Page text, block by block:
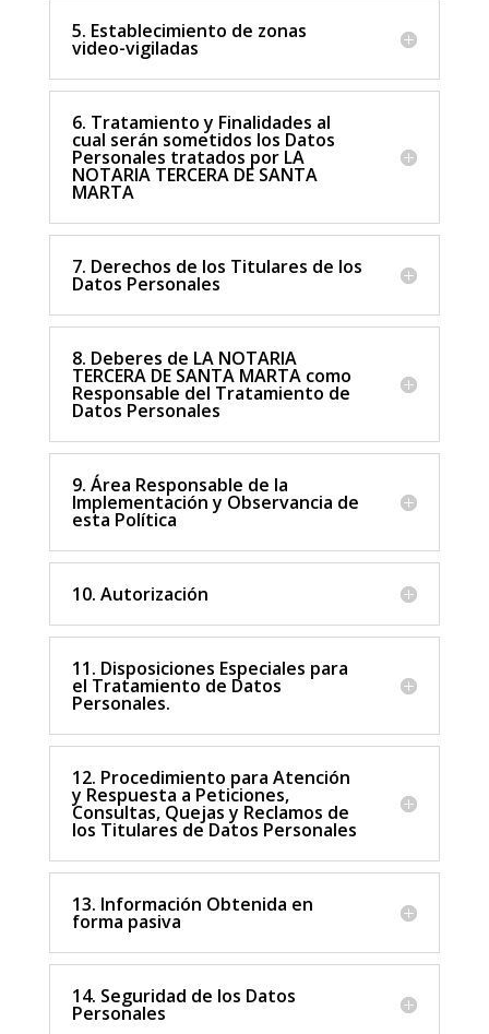
5. Establecimiento de zonas
video-vigiladas
6. Tratamiento y Finalidades al
cual serán sometidos los Datos
Personales tratados por LA
NOTARIA TERCERA DE SANTA
MARTA
7. Derechos de los Titulares de los
Datos Personales
8. Deberes de LA NOTARIA
TERCERA DE SANTA MARTA como
Responsable del Tratamiento de
Datos Personales
9. Área Responsable de la
Implementación y Observancia de
esta Política
10. Autorización
11. Disposiciones Especiales para
el Tratamiento de Datos
Personales.
12. Procedimiento para Atención
y Respuesta a Peticiones,
Consultas, Quejas y Reclamos de
los Titulares de Datos Personales
13. Información Obtenida en
forma pasiva
14. Seguridad de los Datos
Personales